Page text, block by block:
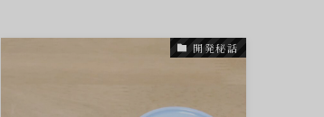
開発秘話